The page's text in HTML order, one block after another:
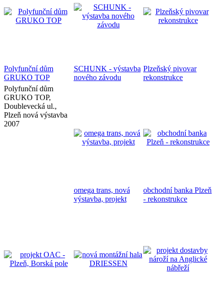
Polyfunční dům
GRUKO TOP
Polyfunční dům
GRUKO TOP,
Doublevecká ul.,
Plzeň nová výstavba
2007
SCHUNK - výstavba
nového závodu
Plzeňský pivovar
rekonstrukce
omega trans, nová
výstavba, projekt
obchodní banka Plzeň
- rekonstrukce